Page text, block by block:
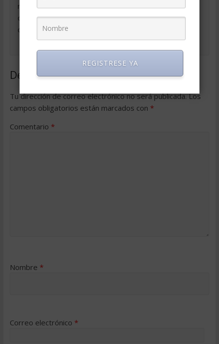
mi ya que me desempeño actualmente como
consultor en relaciones industriales y ademas soy
doecente universitario. felicidades
Deja una respuesta
Tu dirección de correo electrónico no será publicada. Los
campos obligatorios están marcados con *
Comentario *
Nombre *
Correo electrónico *
REGISTRESE YA